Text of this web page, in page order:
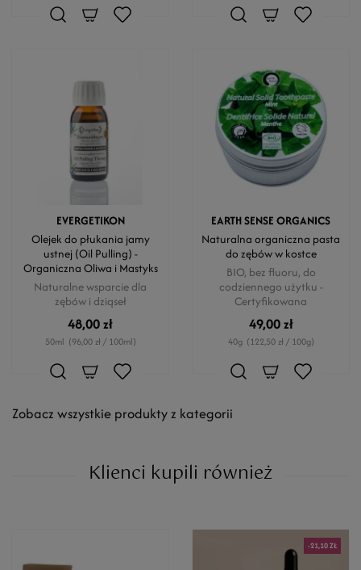
EVERGETIKON
Olejek do płukania jamy
ustnej (Oil Pulling) -
Organiczna Oliwa i Mastyks
Naturalne wsparcie dla
zębów i dziąseł
48,00 zł
50ml (96,00 zł / 100ml)
EARTH SENSE ORGANICS
Naturalna organiczna pasta
do zębów w kostce
BIO, bez fluoru, do
codziennego użytku -
Certyfikowana
49,00 zł
40g (122,50 zł / 100g)
Zobacz wszystkie produkty z kategorii
Klienci kupili również
-21,10 ZŁ